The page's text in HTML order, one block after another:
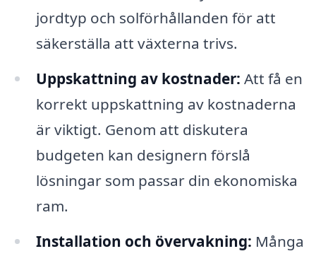
jordtyp och solförhållanden för att
säkerställa att växterna trivs.
Uppskattning av kostnader: Att få en
korrekt uppskattning av kostnaderna
är viktigt. Genom att diskutera
budgeten kan designern förslå
lösningar som passar din ekonomiska
ram.
Installation och övervakning: Många